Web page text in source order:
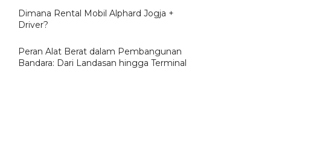
Dimana Rental Mobil Alphard Jogja +
Driver?
Peran Alat Berat dalam Pembangunan
Bandara: Dari Landasan hingga Terminal